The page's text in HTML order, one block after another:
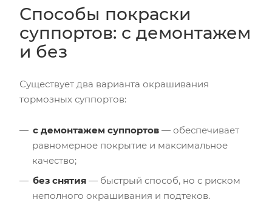
Способы покраски
суппортов: с демонтажем
и без
Существует два варианта окрашивания
тормозных суппортов:
с демонтажем суппортов — обеспечивает
равномерное покрытие и максимальное
качество;
без снятия — быстрый способ, но с риском
неполного окрашивания и подтеков.